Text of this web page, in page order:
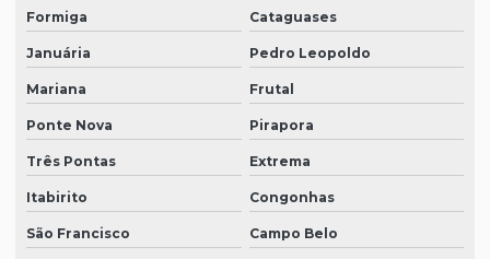
Formiga Cataguases
Januária Pedro Leopoldo
Mariana Frutal
Ponte Nova Pirapora
Três Pontas Extrema
Itabirito Congonhas
São Francisco Campo Belo